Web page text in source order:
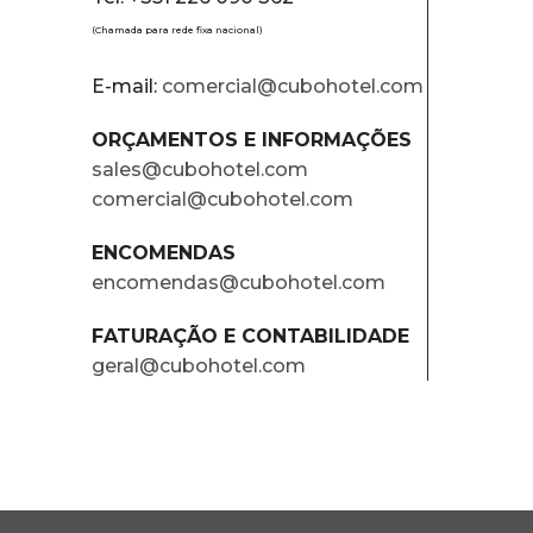
(Chamada para rede fixa nacional)
E-mail: comercial@cubohotel.com
ORÇAMENTOS E INFORMAÇÕES
sales@cubohotel.com
comercial@cubohotel.com
ENCOMENDAS
encomendas@cubohotel.com
FATURAÇÃO E CONTABILIDADE
geral@cubohotel.com